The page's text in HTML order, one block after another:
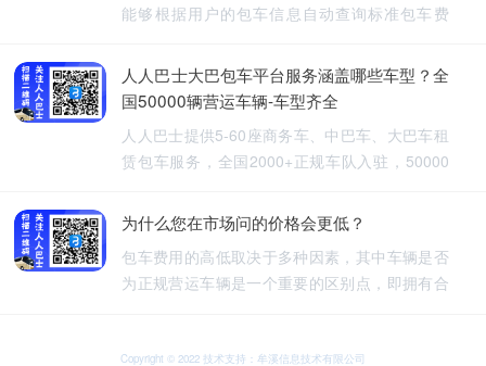
能够根据用户的包车信息自动查询标准包车费
车、长期包车、接送飞机、厂班车、校车、婚庆
租车等包车带司机服务。
人人巴士大巴包车平台服务涵盖哪些车型？全
国50000辆营运车辆-车型齐全
人人巴士提供5-60座商务车、中巴车、大巴车租
赁包车服务，全国2000+正规车队入驻，50000
行更安全
为什么您在市场问的价格会更低？
包车费用的高低取决于多种因素，其中车辆是否
为正规营运车辆是一个重要的区别点，即拥有合
可能会提供较低的包车费用，因为它们不需要承
Copyright © 2022 技术支持：牟溪信息技术有限公司